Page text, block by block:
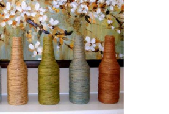
бутылок
Кормушка из
пластиковых бутылок